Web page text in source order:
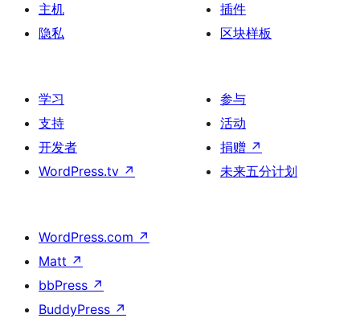
主机
隐私
插件
区块样板
学习
支持
开发者
WordPress.tv ↗
参与
活动
捐赠 ↗
未来五分计划
WordPress.com ↗
Matt ↗
bbPress ↗
BuddyPress ↗